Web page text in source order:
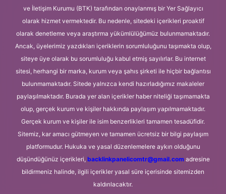
ve İletişim Kurumu (BTK) tarafından onaylanmış bir Yer Sağlayıcı
olarak hizmet vermektedir. Bu nedenle, sitedeki içerikleri proaktif
olarak denetleme veya araştırma yükümlülüğümüz bulunmamaktadır.
Ancak, üyelerimiz yazdıkları içeriklerin sorumluluğunu taşımakta olup,
siteye üye olarak bu sorumluluğu kabul etmiş sayılırlar. Bu internet
sitesi, herhangi bir marka, kurum veya şahıs şirketi ile hiçbir bağlantısı
bulunmamaktadır. Sitede yalnızca kendi hazırladığımız makaleler
paylaşılmaktadır. Burada yer alan içerikler haber niteliği taşımamakta
olup, gerçek kurum ve kişiler hakkında paylaşım yapılmamaktadır.
Gerçek kurum ve kişiler ile isim benzerlikleri tamamen tesadüfidir.
Sitemiz, kar amacı gütmeyen ve tamamen ücretsiz bir bilgi paylaşım
platformudur. Hukuka ve yasal düzenlemelere aykırı olduğunu
düşündüğünüz içerikleri, backlinkpanelicomtr@gmail.comadresine
bildirmeniz halinde, ilgili içerikler yasal süre içerisinde sitemizden
kaldırılacaktır.